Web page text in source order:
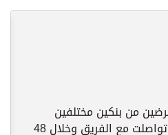
من بنكين مختلفين
والوضع كان صعب جداً. تواصلت مع الفريق وخلال 48